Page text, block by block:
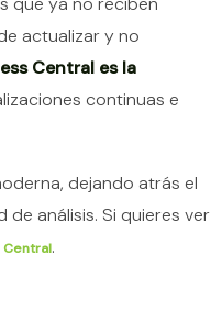
actualizar y no
Central es la
continuas e
dejando atrás el
análisis. Si quieres ver
Central.